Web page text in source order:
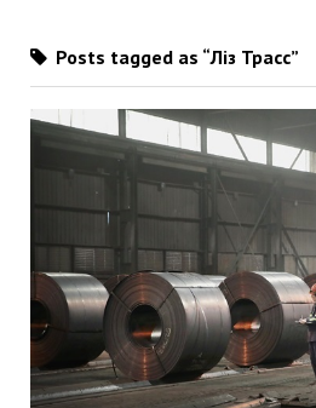
Posts tagged as “Ліз Трасс”